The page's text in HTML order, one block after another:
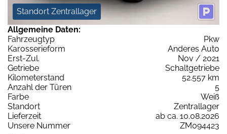
Standort Zentrallager
Allgemeine Daten:
Fahrzeugtyp
Pkw
Karosserieform
Anderes Auto
Erst-Zul.
Nov / 2021
Getriebe
Schaltgetriebe
Kilometerstand
52.557 km
Anzahl der Türen
5
Farbe
Weiß
Standort
Zentrallager
Lieferzeit
ab ca. 10.08.2026
Unsere Nummer
ZM094423